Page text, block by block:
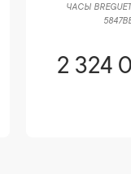
ЧАСЫ
2 324